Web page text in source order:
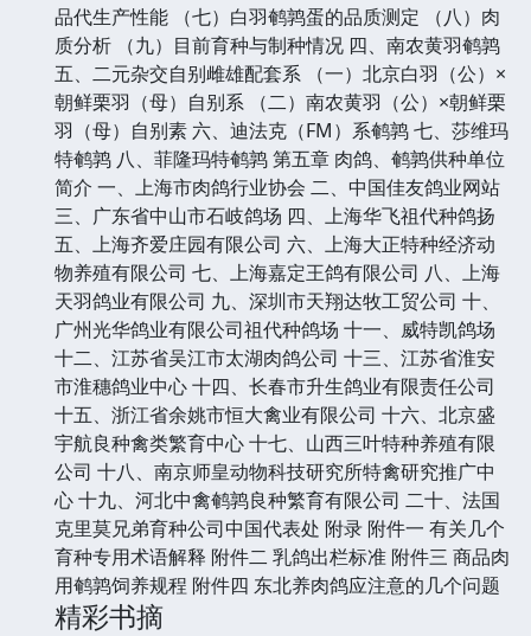
品代生产性能 （七）白羽鹌鹑蛋的品质测定 （八）肉
质分析 （九）目前育种与制种情况 四、南农黄羽鹌鹑
五、二元杂交自别雌雄配套系 （一）北京白羽（公）×
朝鲜栗羽（母）自别系 （二）南农黄羽（公）×朝鲜栗
羽（母）自别素 六、迪法克（FM）系鹌鹑 七、莎维玛
特鹌鹑 八、菲隆玛特鹌鹑 第五章 肉鸽、鹌鹑供种单位
简介 一、上海市肉鸽行业协会 二、中国佳友鸽业网站
三、广东省中山市石岐鸽场 四、上海华飞祖代种鸽扬
五、上海齐爱庄园有限公司 六、上海大正特种经济动
物养殖有限公司 七、上海嘉定王鸽有限公司 八、上海
天羽鸽业有限公司 九、深圳市天翔达牧工贸公司 十、
广州光华鸽业有限公司祖代种鸽场 十一、威特凯鸽场
十二、江苏省吴江市太湖肉鸽公司 十三、江苏省淮安
市淮穗鸽业中心 十四、长春市升生鸽业有限责任公司
十五、浙江省余姚市恒大禽业有限公司 十六、北京盛
宇航良种禽类繁育中心 十七、山西三叶特种养殖有限
公司 十八、南京师皇动物科技研究所特禽研究推广中
心 十九、河北中禽鹌鹑良种繁育有限公司 二十、法国
克里莫兄弟育种公司中国代表处 附录 附件一 有关几个
育种专用术语解释 附件二 乳鸽出栏标准 附件三 商品肉
用鹌鹑饲养规程 附件四 东北养肉鸽应注意的几个问题
精彩书摘